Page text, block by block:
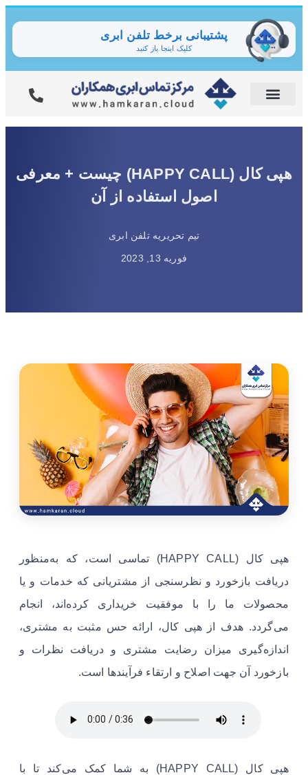
پشتیبانی برخط تلفن ابری
کلیک اینجا باز کنید
هپی کال (HAPPY CALL) چیست + معرفی
اصول استفاده از آن
تیم تحریریه تلفن ابری
فوریه 13, 2023
هپی کال (HAPPY CALL) تماسی است، که به‌منظور
دریافت بازخورد و نظرسنجی از مشتریانی که خدمات و یا
محصولات ما را با موفقیت خریداری کرده‌اند، انجام
می‌گردد. هدف از هپی کال، ارائه حس مثبت به مشتری،
اندازه‌گیری میزان رضایت مشتری و دریافت نظرات و
بازخورد آن جهت اصلاح و ارتقاء فرآیندها است.
هپی کال (HAPPY CALL) به شما کمک می‌کند تا با